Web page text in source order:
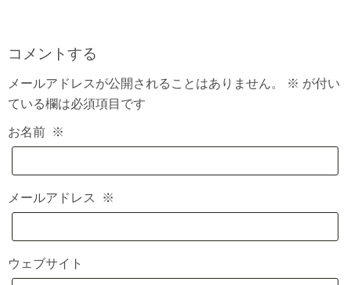
コメントする
メールアドレスが公開されることはありません。 ※ が付い
ている欄は必須項目です
お名前 ※
メールアドレス ※
ウェブサイト